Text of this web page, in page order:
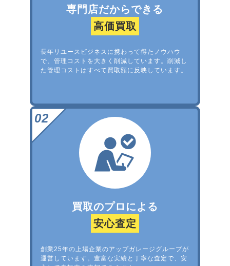
専門店だからできる
高価買取
長年リユースビジネスに携わって得たノウハウ
で、管理コストを大きく削減しています。削減し
た管理コストはすべて買取額に反映しています。
買取のプロによる
安心査定
創業25年の上場企業のアップガレージグループが
運営しています。豊富な実績と丁寧な査定で、安